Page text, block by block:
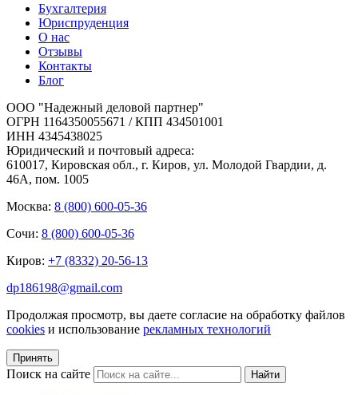
Бухгалтерия
Юриспруденция
О нас
Отзывы
Контакты
Блог
ООО "Надежный деловой партнер"
ОГРН 1164350055671 / КПП 434501001
ИНН 4345438025
Юридический и почтовый адреса:
610017, Кировская обл., г. Киров, ул. Молодой Гвардии, д.
46А, пом. 1005
Москва: 8 (800) 600-05-36
Сочи: 8 (800) 600-05-36
Киров: +7 (8332) 20-56-13
dp186198@gmail.com
Продолжая просмотр, вы даете согласие на обработку файлов
cookies и использование рекламных технологий
Принять
Поиск на сайте Найти